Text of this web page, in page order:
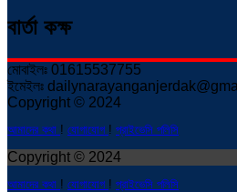
বার্তা কক্ষ
মোবাইলঃ 01615537755
ইমেইলঃ
Copyright © 2024
আমাদের কথা ! যোগাযোগ ! প্রাইভেসি পলিসি
Copyright © 2024
আমাদের কথা ! যোগাযোগ ! প্রাইভেসি পলিসি